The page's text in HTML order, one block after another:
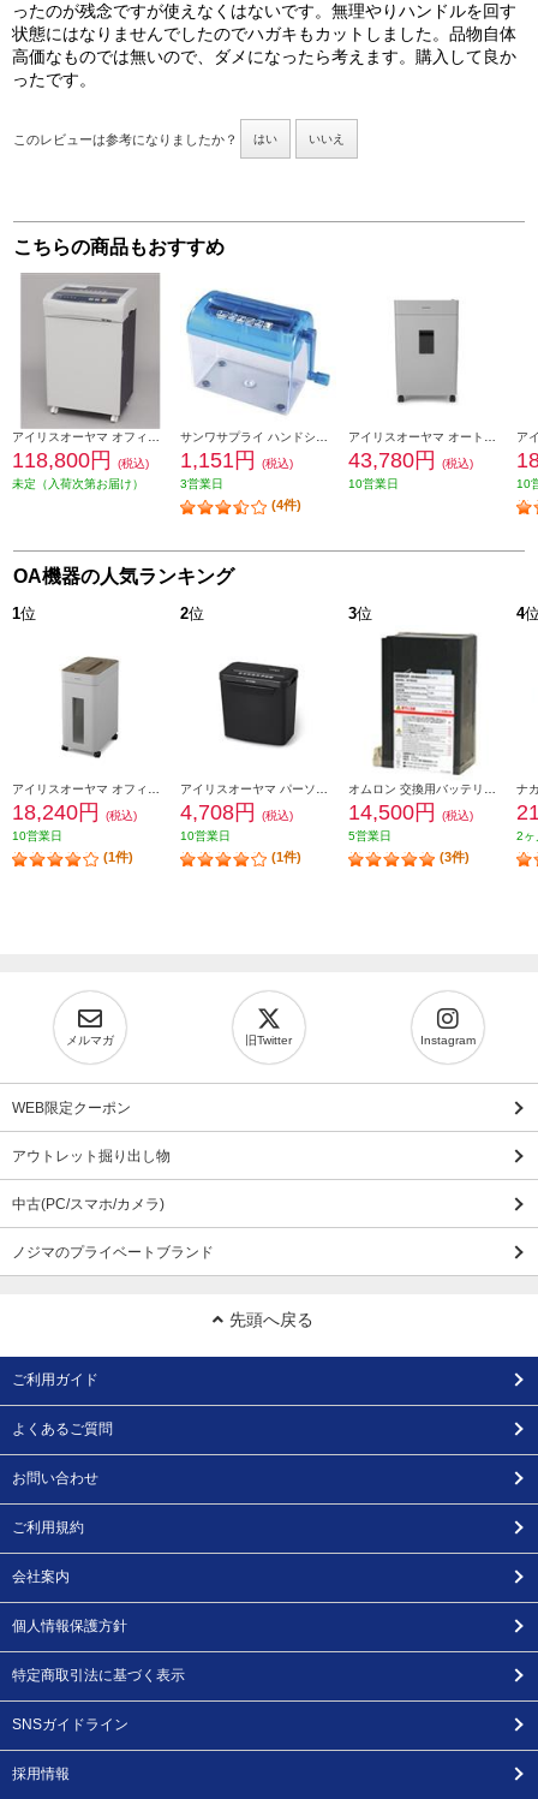
ったのが残念ですが使えなくはないです。無理やりハンドルを回す
状態にはなりませんでしたのでハガキもカットしました。品物自体
高価なものでは無いので、ダメになったら考えます。購入して良か
ったです。
このレビューは参考になりましたか？ はい いいえ
こちらの商品もおすすめ
118,800円
(税込)
未定（入荷次第お届け）
1,151円
(税込)
3営業日
(4件)
43,780円
(税込)
10営業日
10
OA機器の人気ランキング
1位
18,240円
(税込)
10営業日
(1件)
2位
4,708円
(税込)
10営業日
(1件)
3位
14,500円
(税込)
5営業日
(3件)
4
2ヶ
メルマガ 旧Twitter Instagram
WEB限定クーポン
アウトレット掘り出し物
中古(PC/スマホ/カメラ)
ノジマのプライベートブランド
先頭へ戻る
ご利用ガイド
よくあるご質問
お問い合わせ
ご利用規約
会社案内
個人情報保護方針
特定商取引法に基づく表示
SNSガイドライン
採用情報